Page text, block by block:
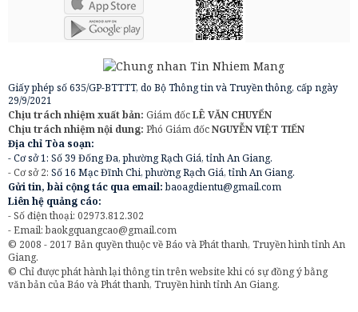
Giấy phép số 635/GP-BTTTT, do Bộ Thông tin và Truyền thông, cấp ngày
29/9/2021
Chịu trách nhiệm xuất bản: Giám đốcLÊ VĂN CHUYỂN
Chịu trách nhiệm nội dung: Phó Giám đốcNGUYỄN VIỆT TIẾN
Địa chỉ Tòa soạn:
- Cơ sở 1: Số 39 Đống Đa, phường Rạch Giá, tỉnh An Giang.
- Cơ sở 2: Số 16 Mạc Đĩnh Chi, phường Rạch Giá, tỉnh An Giang.
Gửi tin, bài cộng tác qua email:baoagdientu@gmail.com
Liên hệ quảng cáo:
- Số điện thoại: 02973.812.302
- Email:baokgquangcao@gmail.com
© 2008 - 2017 Bản quyền thuộc về Báo và Phát thanh, Truyền hình tỉnh An
Giang.
© Chỉ được phát hành lại thông tin trên website khi có sự đồng ý bằng
văn bản của Báo và Phát thanh, Truyền hình tỉnh An Giang.